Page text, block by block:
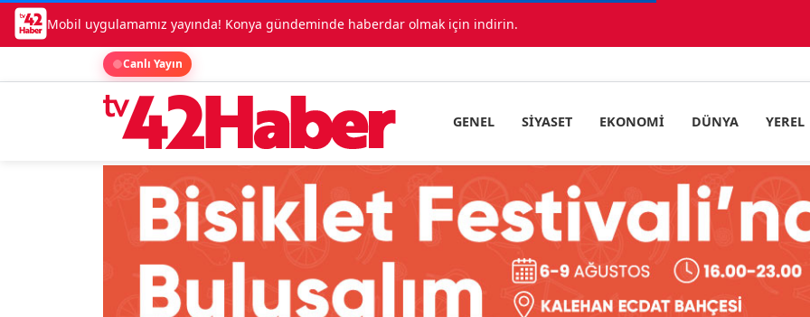
Mobil uygulamamız yayında! Konya gündeminde haberdar olmak için indirin.
Canlı Yayın
GENEL SIYASET EKONOMI DÜNYA YEREL